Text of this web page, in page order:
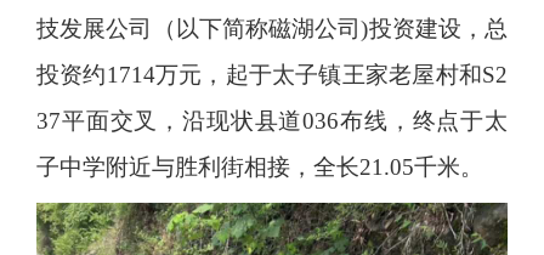
技发展公司（以下简称磁湖公司)投资建设，总
投资约1714万元，起于太子镇王家老屋村和S2
37平面交叉，沿现状县道036布线，终点于太
子中学附近与胜利街相接，全长21.05千米。